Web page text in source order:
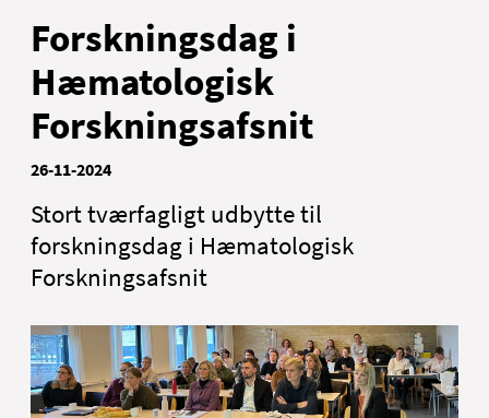
Forskningsdag i
Hæmatologisk
Forskningsafsnit
26-11-2024
Stort tværfagligt udbytte til
forskningsdag i Hæmatologisk
Forskningsafsnit